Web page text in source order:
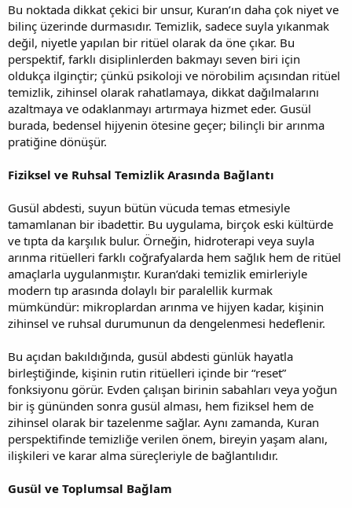
Bu noktada dikkat çekici bir unsur, Kuran’ın daha çok niyet ve
bilinç üzerinde durmasıdır. Temizlik, sadece suyla yıkanmak
değil, niyetle yapılan bir ritüel olarak da öne çıkar. Bu
perspektif, farklı disiplinlerden bakmayı seven biri için
oldukça ilginçtir; çünkü psikoloji ve nörobilim açısından ritüel
temizlik, zihinsel olarak rahatlamaya, dikkat dağılmalarını
azaltmaya ve odaklanmayı artırmaya hizmet eder. Gusül
burada, bedensel hijyenin ötesine geçer; bilinçli bir arınma
pratiğine dönüşür.
Fiziksel ve Ruhsal Temizlik Arasında Bağlantı
Gusül abdesti, suyun bütün vücuda temas etmesiyle
tamamlanan bir ibadettir. Bu uygulama, birçok eski kültürde
ve tıpta da karşılık bulur. Örneğin, hidroterapi veya suyla
arınma ritüelleri farklı coğrafyalarda hem sağlık hem de ritüel
amaçlarla uygulanmıştır. Kuran’daki temizlik emirleriyle
modern tıp arasında dolaylı bir paralellik kurmak
mümkündür: mikroplardan arınma ve hijyen kadar, kişinin
zihinsel ve ruhsal durumunun da dengelenmesi hedeflenir.
Bu açıdan bakıldığında, gusül abdesti günlük hayatla
birleştiğinde, kişinin rutin ritüelleri içinde bir “reset”
fonksiyonu görür. Evden çalışan birinin sabahları veya yoğun
bir iş gününden sonra gusül alması, hem fiziksel hem de
zihinsel olarak bir tazelenme sağlar. Aynı zamanda, Kuran
perspektifinde temizliğe verilen önem, bireyin yaşam alanı,
ilişkileri ve karar alma süreçleriyle de bağlantılıdır.
Gusül ve Toplumsal Bağlam